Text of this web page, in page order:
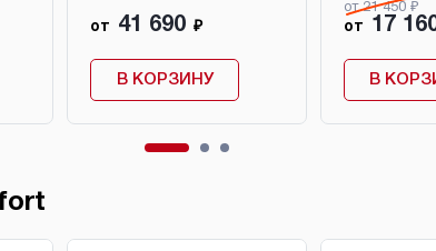
от 41 690 ₽
В КОРЗИНУ
от 21 450 ₽
от 17
В